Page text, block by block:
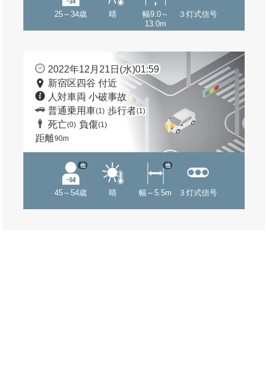
25～34歳 晴
幅9.0～
13.0m
３灯式信号
2022年12月21日(水)01:59
新宿区四谷 付近
人対車両 小破事故
普通乗用車(1) 歩行者(1)
死亡(0) 負傷(1)
距離90m
45～54歳
他
晴 幅～5.5m
他
３灯式信号